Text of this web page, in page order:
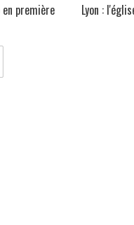
première
Lyon :